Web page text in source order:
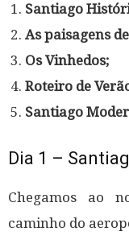
Santiago
As paisagens
Os Vinhedos;
Roteiro de
Santiago
Dia 1 –
Chegamos ao
caminho do